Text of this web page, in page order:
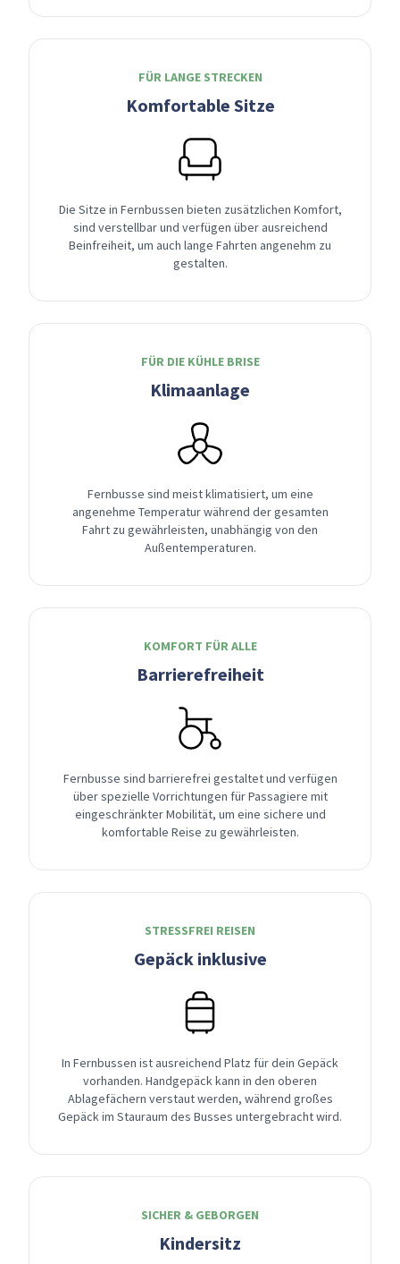
FÜR LANGE STRECKEN
Komfortable Sitze
Die Sitze in Fernbussen bieten zusätzlichen Komfort,
sind verstellbar und verfügen über ausreichend
Beinfreiheit, um auch lange Fahrten angenehm zu
gestalten.
FÜR DIE KÜHLE BRISE
Klimaanlage
Fernbusse sind meist klimatisiert, um eine
angenehme Temperatur während der gesamten
Fahrt zu gewährleisten, unabhängig von den
Außentemperaturen.
KOMFORT FÜR ALLE
Barrierefreiheit
Fernbusse sind barrierefrei gestaltet und verfügen
über spezielle Vorrichtungen für Passagiere mit
eingeschränkter Mobilität, um eine sichere und
komfortable Reise zu gewährleisten.
STRESSFREI REISEN
Gepäck inklusive
In Fernbussen ist ausreichend Platz für dein Gepäck
vorhanden. Handgepäck kann in den oberen
Ablagefächern verstaut werden, während großes
Gepäck im Stauraum des Busses untergebracht wird.
SICHER & GEBORGEN
Kindersitz